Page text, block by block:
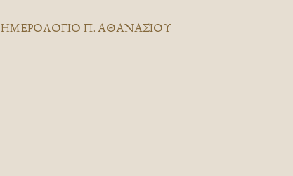
ΗΜΕΡΟΛΟΓΙΟ Π. ΑΘΑΝΑΣΙΟΥ